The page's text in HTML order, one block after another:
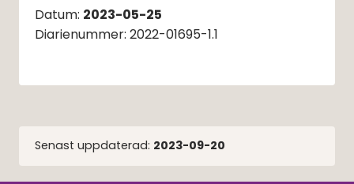
Datum: 2023-05-25
Diarienummer: 2022-01695-1.1
Senast uppdaterad: 2023-09-20